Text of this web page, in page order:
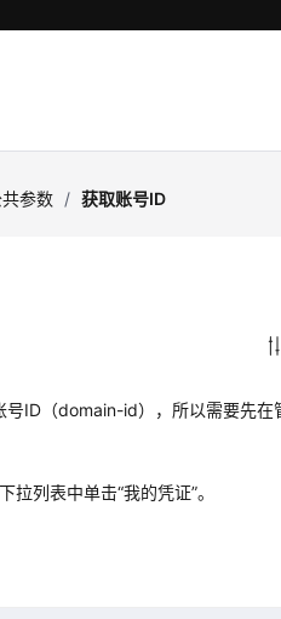
共参数 / 获取账号ID
ID（domain-id），所以需要先在
列表中单击“我的凭证”。